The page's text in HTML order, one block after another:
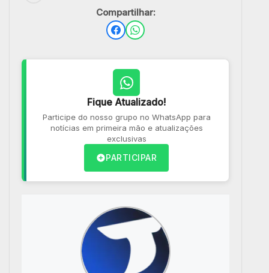
Compartilhar:
Fique Atualizado!
Participe do nosso grupo no WhatsApp para
notícias em primeira mão e atualizações
exclusivas
PARTICIPAR